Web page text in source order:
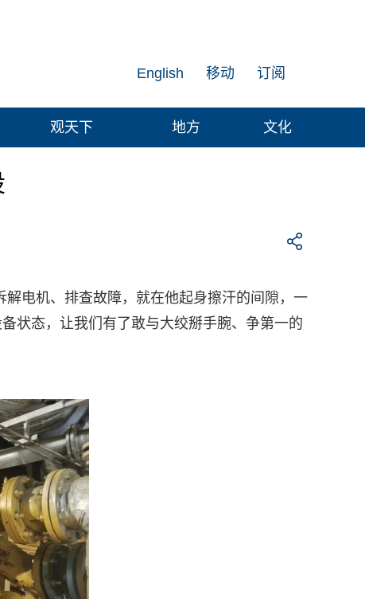
订阅
移动
English
观天下 地方 文化
电机、排查故障，就在他起身擦汗的间隙，一
状态，让我们有了敢与大绞掰手腕、争第一的